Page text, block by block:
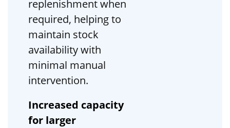
replenishment when
required, helping to
maintain stock
availability with
minimal manual
intervention.
Increased capacity
for larger